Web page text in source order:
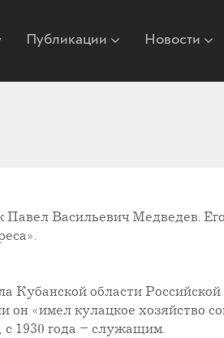
Публикации Новости
Васильевич Медведев.
Кубанской области
«имел кулацкое хозяйство
с 1930 года – служащим.